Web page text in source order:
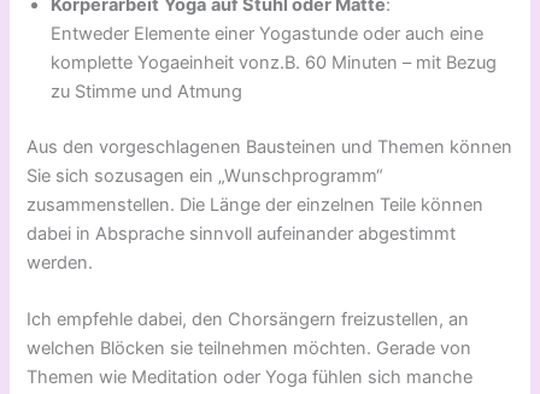
Körperarbeit Yoga auf Stuhl oder Matte:
Entweder Elemente einer Yogastunde oder auch eine
komplette Yogaeinheit vonz.B. 60 Minuten – mit Bezug
zu Stimme und Atmung
Aus den vorgeschlagenen Bausteinen und Themen können
Sie sich sozusagen ein „Wunschprogramm“
zusammenstellen. Die Länge der einzelnen Teile können
dabei in Absprache sinnvoll aufeinander abgestimmt
werden.
Ich empfehle dabei, den Chorsängern freizustellen, an
welchen Blöcken sie teilnehmen möchten. Gerade von
Themen wie Meditation oder Yoga fühlen sich manche